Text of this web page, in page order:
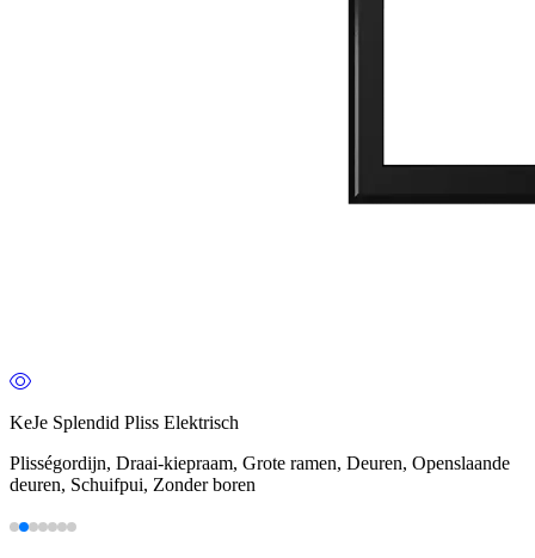
KeJe Splendid Pliss Elektrisch
Plisségordijn, Draai-kiepraam, Grote ramen, Deuren, Openslaande
deuren, Schuifpui, Zonder boren